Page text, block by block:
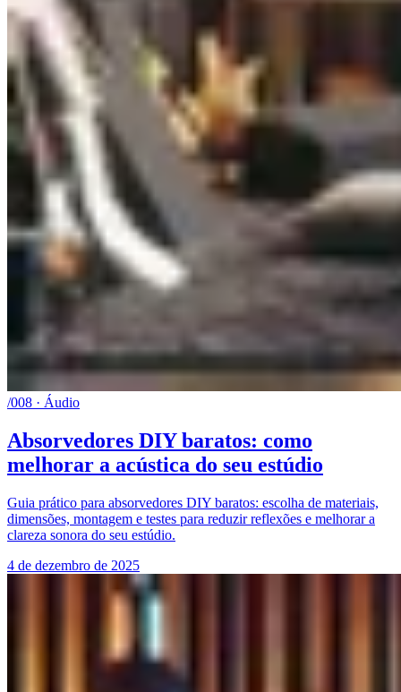
/008 · Áudio
Absorvedores DIY baratos: como
melhorar a acústica do seu estúdio
Guia prático para absorvedores DIY baratos: escolha de materiais,
dimensões, montagem e testes para reduzir reflexões e melhorar a
clareza sonora do seu estúdio.
4 de dezembro de 2025